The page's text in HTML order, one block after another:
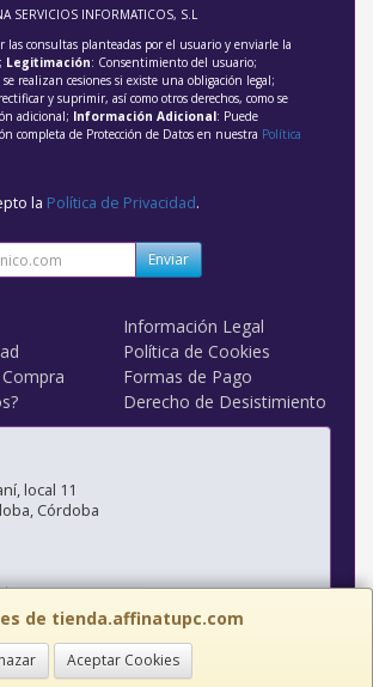
de tienda.affinatupc.com
Aceptar Cookies
SERVICIOS INFORMATICOS, S.L
las consultas planteadas por el usuario y enviarle la
Legitimación: Consentimiento del usuario;
se realizan cesiones si existe una obligación legal;
y suprimir, así como otros derechos, como se
adicional; Información Adicional: Puede
completa de Protección de Datos en nuestra Política
la Política de Privacidad.
Enviar
Información Legal
Política de Cookies
Formas de Pago
Derecho de Desistimiento
local 11
, Córdoba